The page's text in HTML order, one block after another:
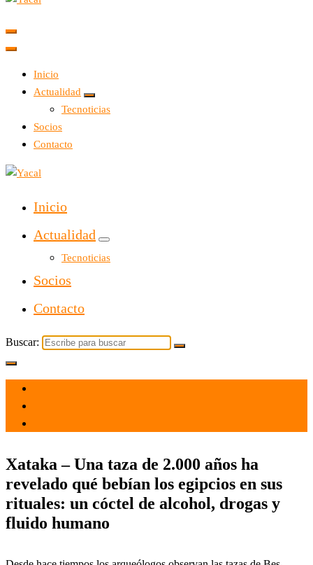
Yacal micro hosting
Inicio
Actualidad
Tecnoticias
Socios
Contacto
Yacal micro hosting
Inicio
Actualidad
Tecnoticias
Socios
Contacto
Buscar:
Xataka – Una taza de 2.000 años ha
revelado qué bebían los egipcios en sus
rituales: un cóctel de alcohol, drogas y
fluido humano